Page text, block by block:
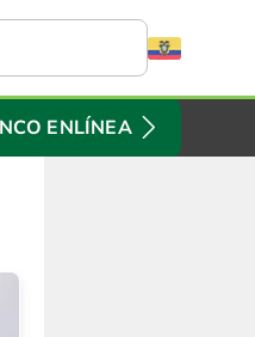
ENLÍNEA